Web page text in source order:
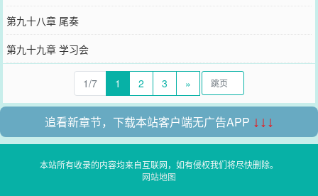
第九十八章 尾奏
第九十九章 学习会
1/7 1 2 3 »
追看新章节，下载本站客户端无广告APP ↓↓↓
本站所有收录的内容均来自互联网，如有侵权我们将尽快删除。
网站地图